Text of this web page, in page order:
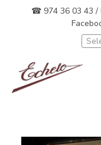
☎ 974 36 03 43 /